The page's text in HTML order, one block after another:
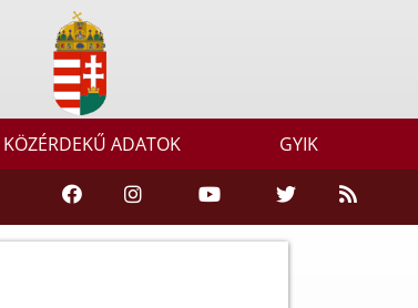
KÖZÉRDEKŰ ADATOK GYIK